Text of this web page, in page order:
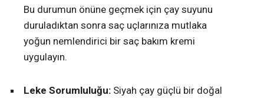
Bu durumun önüne geçmek için çay suyunu
duruladıktan sonra saç uçlarınıza mutlaka
yoğun nemlendirici bir saç bakım kremi
uygulayın.
Leke Sorumluluğu: Siyah çay güçlü bir doğal